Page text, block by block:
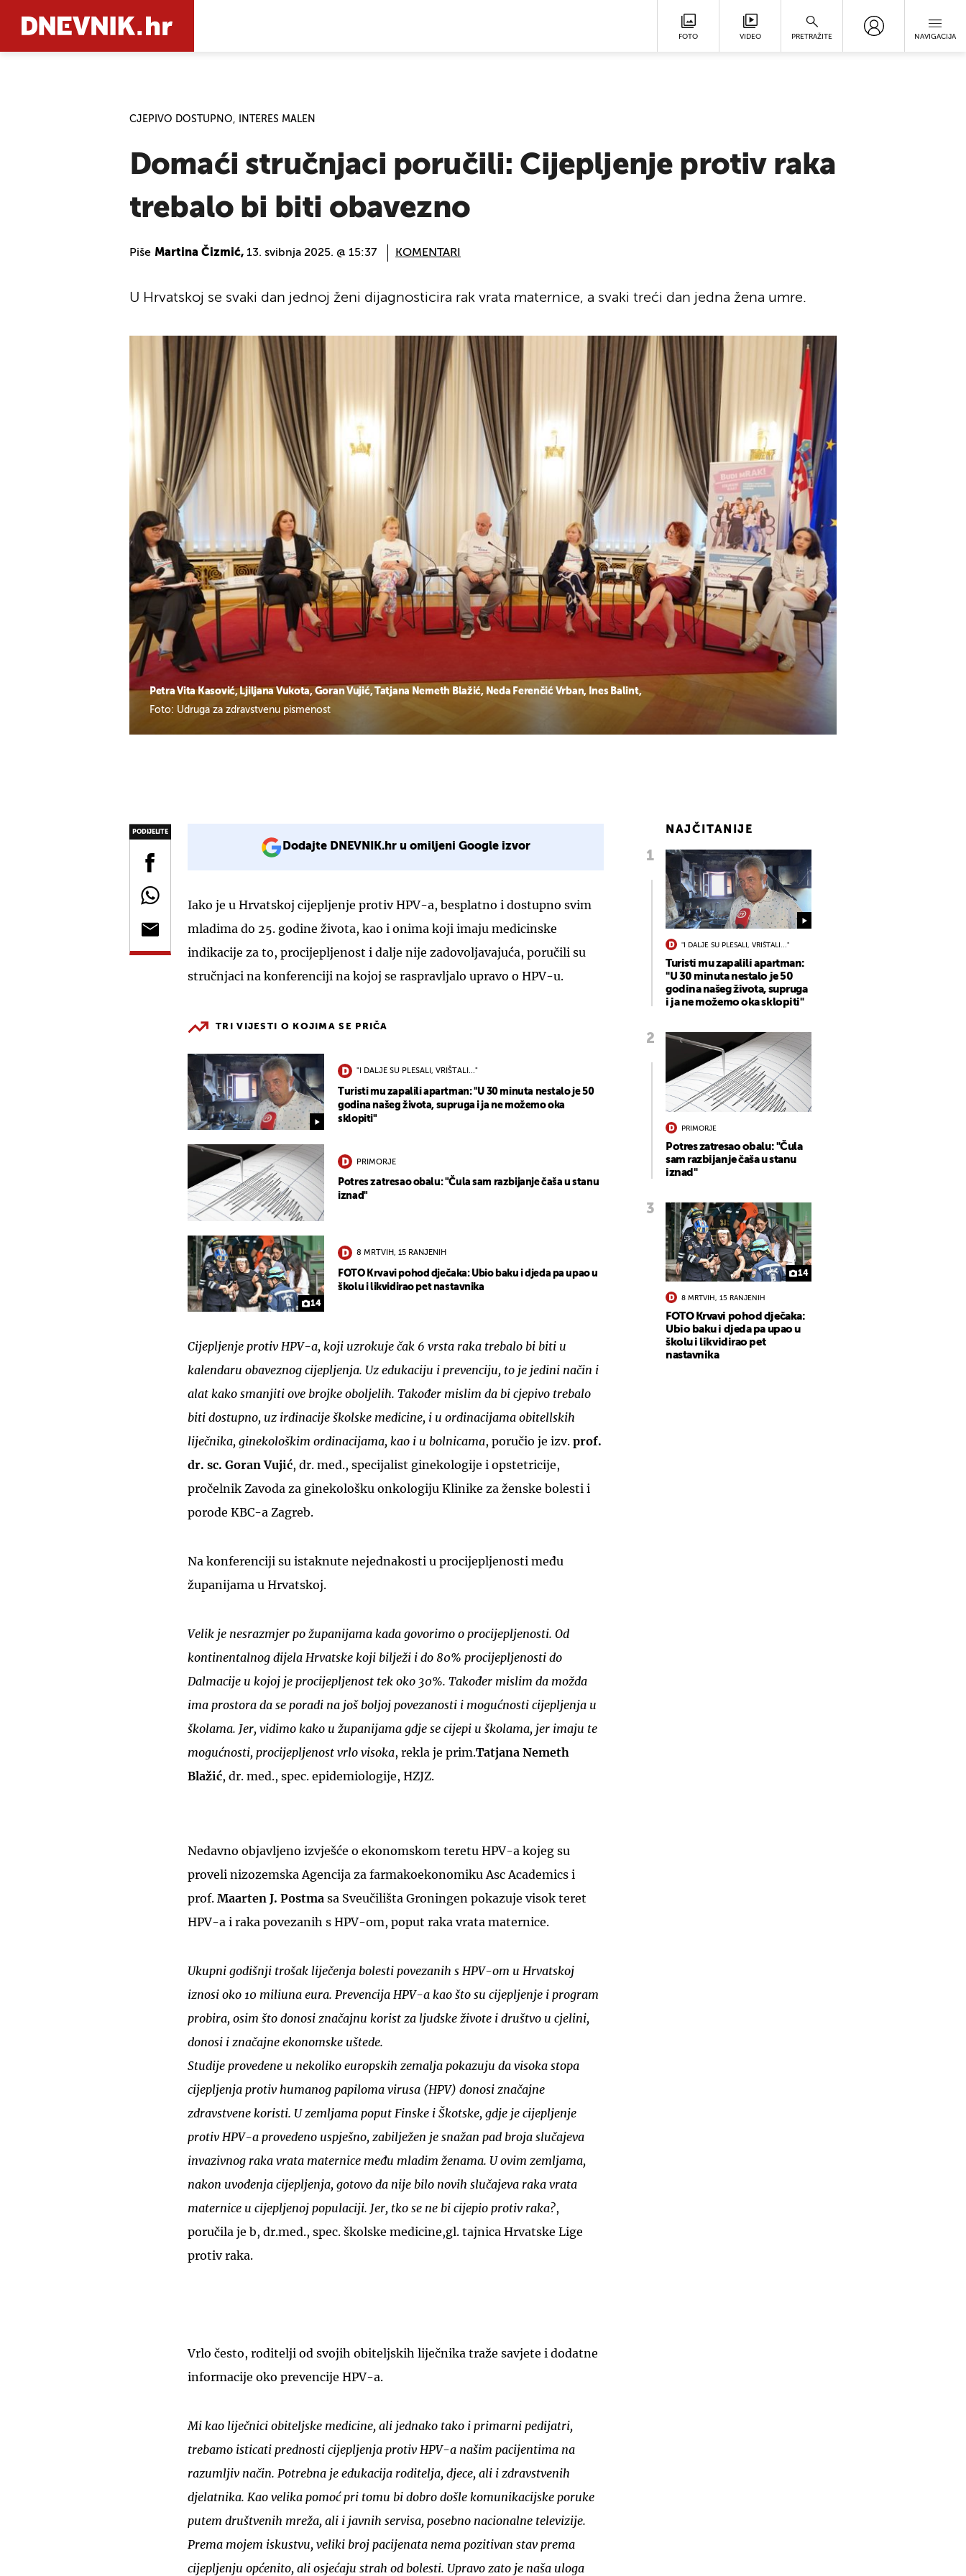
FOTO VIDEO PRETRAŽITE NAVIGACIJA
CJEPIVO DOSTUPNO, INTERES MALEN
Domaći stručnjaci poručili: Cijepljenje protiv raka
trebalo bi biti obavezno
Piše Martina Čizmić, 13. svibnja 2025. @ 15:37 KOMENTARI
Petra Vita Kasović, Ljiljana Vukota, Goran Vujić, Tatjana Nemeth Blažić, Neda Ferenčić Vrban, Ines Balint,
Foto: Udruga za zdravstvenu pismenost
U Hrvatskoj se svaki dan jednoj ženi dijagnosticira rak vrata maternice, a svaki treći dan jedna žena umre.
PODIJELITE
Dodajte DNEVNIK.hr u omiljeni Google izvor
Iako je u Hrvatskoj cijepljenje protiv HPV-a, besplatno i dostupno svim
mladima do 25. godine života, kao i onima koji imaju medicinske
indikacije za to, procijepljenost i dalje nije zadovoljavajuća, poručili su
stručnjaci na konferenciji na kojoj se raspravljalo upravo o HPV-u.
TRI VIJESTI O KOJIMA SE PRIČA
"I DALJE SU PLESALI, VRIŠTALI..."
Turisti mu zapalili apartman: "U 30 minuta nestalo je 50
godina našeg života, supruga i ja ne možemo oka
sklopiti"
PRIMORJE
Potres zatresao obalu: "Čula sam razbijanje čaša u stanu
iznad"
14
8 MRTVIH, 15 RANJENIH
FOTO Krvavi pohod dječaka: Ubio baku i djeda pa upao u
školu i likvidirao pet nastavnika
Cijepljenje protiv HPV-a, koji uzrokuje čak 6 vrsta raka trebalo bi biti u
kalendaru obaveznog cijepljenja. Uz edukaciju i prevenciju, to je jedini način i
alat kako smanjiti ove brojke oboljelih. Također mislim da bi cjepivo trebalo
biti dostupno, uz irdinacije školske medicine, i u ordinacijama obitellskih
liječnika, ginekološkim ordinacijama, kao i u bolnicama, poručio je izv. prof.
dr. sc. Goran Vujić, dr. med., specijalist ginekologije i opstetricije,
pročelnik Zavoda za ginekološku onkologiju Klinike za ženske bolesti i
porode KBC-a Zagreb.
Na konferenciji su istaknute nejednakosti u procijepljenosti među
županijama u Hrvatskoj.
Velik je nesrazmjer po županijama kada govorimo o procijepljenosti. Od
kontinentalnog dijela Hrvatske koji bilježi i do 80% procijepljenosti do
Dalmacije u kojoj je procijepljenost tek oko 30%. Također mislim da možda
ima prostora da se poradi na još boljoj povezanosti i mogućnosti cijepljenja u
školama. Jer, vidimo kako u županijama gdje se cijepi u školama, jer imaju te
mogućnosti, procijepljenost vrlo visoka, rekla je prim.Tatjana Nemeth
Blažić, dr. med., spec. epidemiologije, HZJZ.
Nedavno objavljeno izvješće o ekonomskom teretu HPV-a kojeg su
proveli nizozemska Agencija za farmakoekonomiku Asc Academics i
prof. Maarten J. Postma sa Sveučilišta Groningen pokazuje visok teret
HPV-a i raka povezanih s HPV-om, poput raka vrata maternice.
Ukupni godišnji trošak liječenja bolesti povezanih s HPV-om u Hrvatskoj
iznosi oko 10 miliuna eura. Prevencija HPV-a kao što su cijepljenje i program
probira, osim što donosi značajnu korist za ljudske živote i društvo u cjelini,
donosi i značajne ekonomske uštede.
Studije provedene u nekoliko europskih zemalja pokazuju da visoka stopa
cijepljenja protiv humanog papiloma virusa (HPV) donosi značajne
zdravstvene koristi. U zemljama poput Finske i Škotske, gdje je cijepljenje
protiv HPV-a provedeno uspješno, zabilježen je snažan pad broja slučajeva
invazivnog raka vrata maternice među mladim ženama. U ovim zemljama,
nakon uvođenja cijepljenja, gotovo da nije bilo novih slučajeva raka vrata
maternice u cijepljenoj populaciji. Jer, tko se ne bi cijepio protiv raka?,
poručila je b, dr.med., spec. školske medicine,gl. tajnica Hrvatske Lige
protiv raka.
Vrlo često, roditelji od svojih obiteljskih liječnika traže savjete i dodatne
informacije oko prevencije HPV-a.
Mi kao liječnici obiteljske medicine, ali jednako tako i primarni pedijatri,
trebamo isticati prednosti cijepljenja protiv HPV-a našim pacijentima na
razumljiv način. Potrebna je edukacija roditelja, djece, ali i zdravstvenih
djelatnika. Kao velika pomoć pri tomu bi dobro došle komunikacijske poruke
putem društvenih mreža, ali i javnih servisa, posebno nacionalne televizije.
Prema mojem iskustvu, veliki broj pacijenata nema pozitivan stav prema
cijepljenju općenito, ali osjećaju strah od bolesti. Upravo zato je naša uloga
NAJČITANIJE
"I DALJE SU PLESALI, VRIŠTALI..."
Turisti mu zapalili apartman:
"U 30 minuta nestalo je 50
godina našeg života, supruga
i ja ne možemo oka sklopiti"
PRIMORJE
Potres zatresao obalu: "Čula
sam razbijanje čaša u stanu
iznad"
14
8 MRTVIH, 15 RANJENIH
FOTO Krvavi pohod dječaka:
Ubio baku i djeda pa upao u
školu i likvidirao pet
nastavnika
UKLJUČITE NOTIFIKACIJE